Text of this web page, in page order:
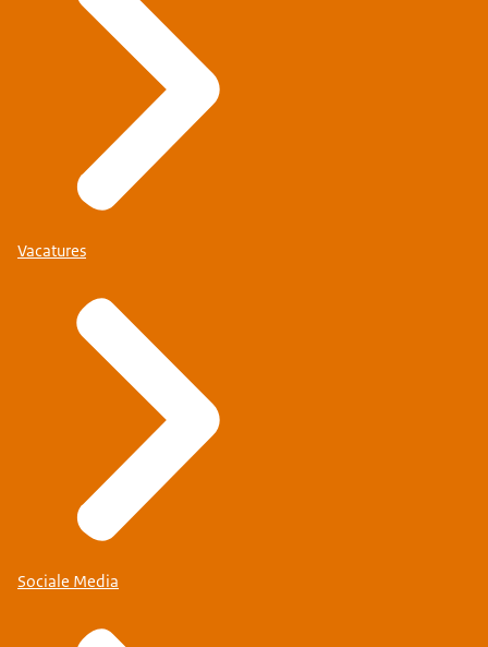
Vacatures
Sociale Media